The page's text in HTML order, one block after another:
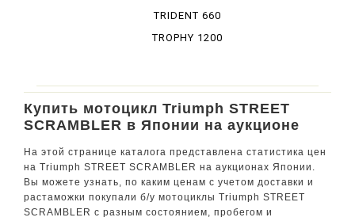
TRIDENT 660
TROPHY 1200
Купить мотоцикл Triumph STREET
SCRAMBLER в Японии на аукционе
На этой странице каталога представлена статистика цен
на Triumph STREET SCRAMBLER на аукционах Японии.
Вы можете узнать, по каким ценам с учетом доставки и
растаможки покупали б/у мотоциклы Triumph STREET
SCRAMBLER с разным состоянием, пробегом и